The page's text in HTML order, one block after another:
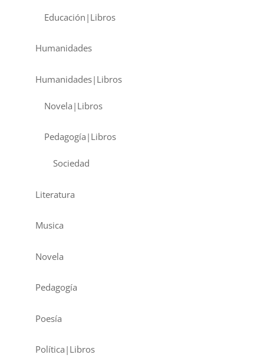
Educación|Libros
Humanidades
Humanidades|Libros
Novela|Libros
Pedagogía|Libros
Sociedad
Literatura
Musica
Novela
Pedagogía
Poesía
Política|Libros